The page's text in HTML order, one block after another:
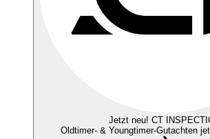
Jetzt neu! CT
Oldtimer- & Youngtimer-Gutachten